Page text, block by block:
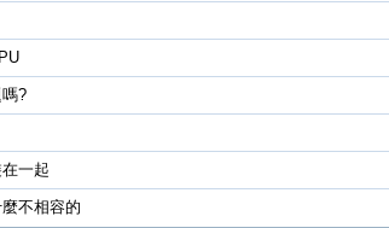
?
一起
不相容的